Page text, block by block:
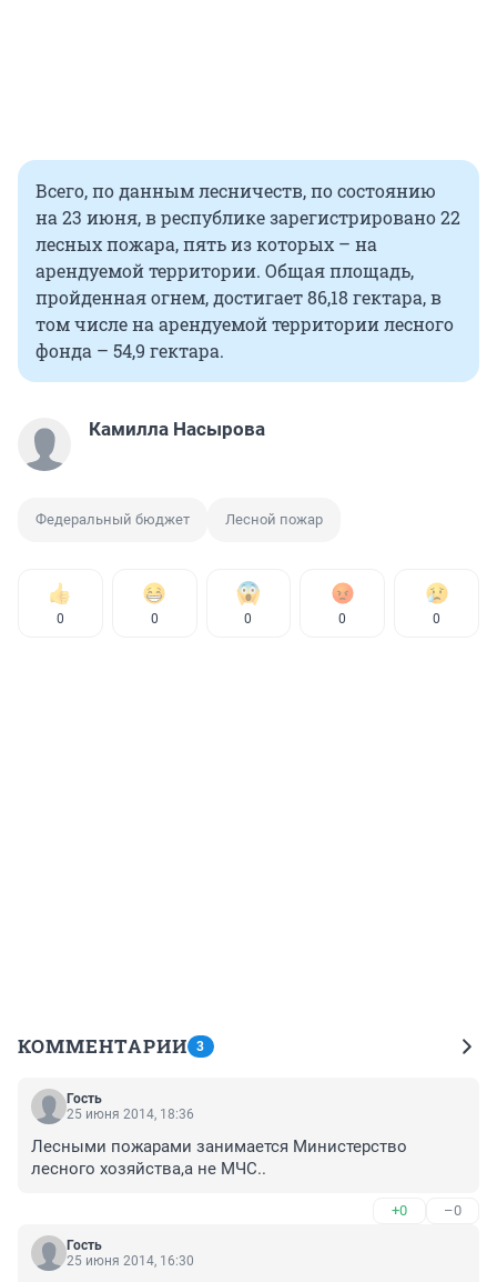
Всего, по данным лесничеств, по состоянию
на 23 июня, в республике зарегистрировано 22
лесных пожара, пять из которых – на
арендуемой территории. Общая площадь,
пройденная огнем, достигает 86,18 гектара, в
том числе на арендуемой территории лесного
фонда – 54,9 гектара.
Камилла Насырова
Федеральный бюджет Лесной пожар
0 0 0 0 0
КОММЕНТАРИИ 3
Гость
25 июня 2014, 18:36
Лесными пожарами занимается Министерство
лесного хозяйства,а не МЧС..
+0 –0
Гость
25 июня 2014, 16:30